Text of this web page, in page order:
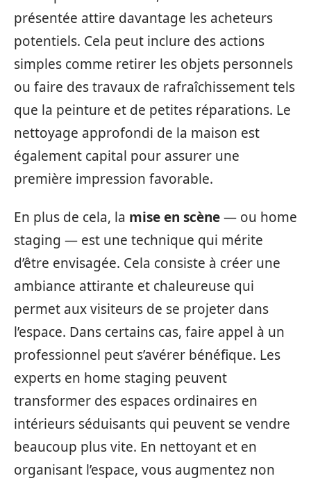
présentée attire davantage les acheteurs
potentiels. Cela peut inclure des actions
simples comme retirer les objets personnels
ou faire des travaux de rafraîchissement tels
que la peinture et de petites réparations. Le
nettoyage approfondi de la maison est
également capital pour assurer une
première impression favorable.
En plus de cela, la mise en scène— ou home
staging — est une technique qui mérite
d’être envisagée. Cela consiste à créer une
ambiance attirante et chaleureuse qui
permet aux visiteurs de se projeter dans
l’espace. Dans certains cas, faire appel à un
professionnel peut s’avérer bénéfique. Les
experts en home staging peuvent
transformer des espaces ordinaires en
intérieurs séduisants qui peuvent se vendre
beaucoup plus vite. En nettoyant et en
organisant l’espace, vous augmentez non